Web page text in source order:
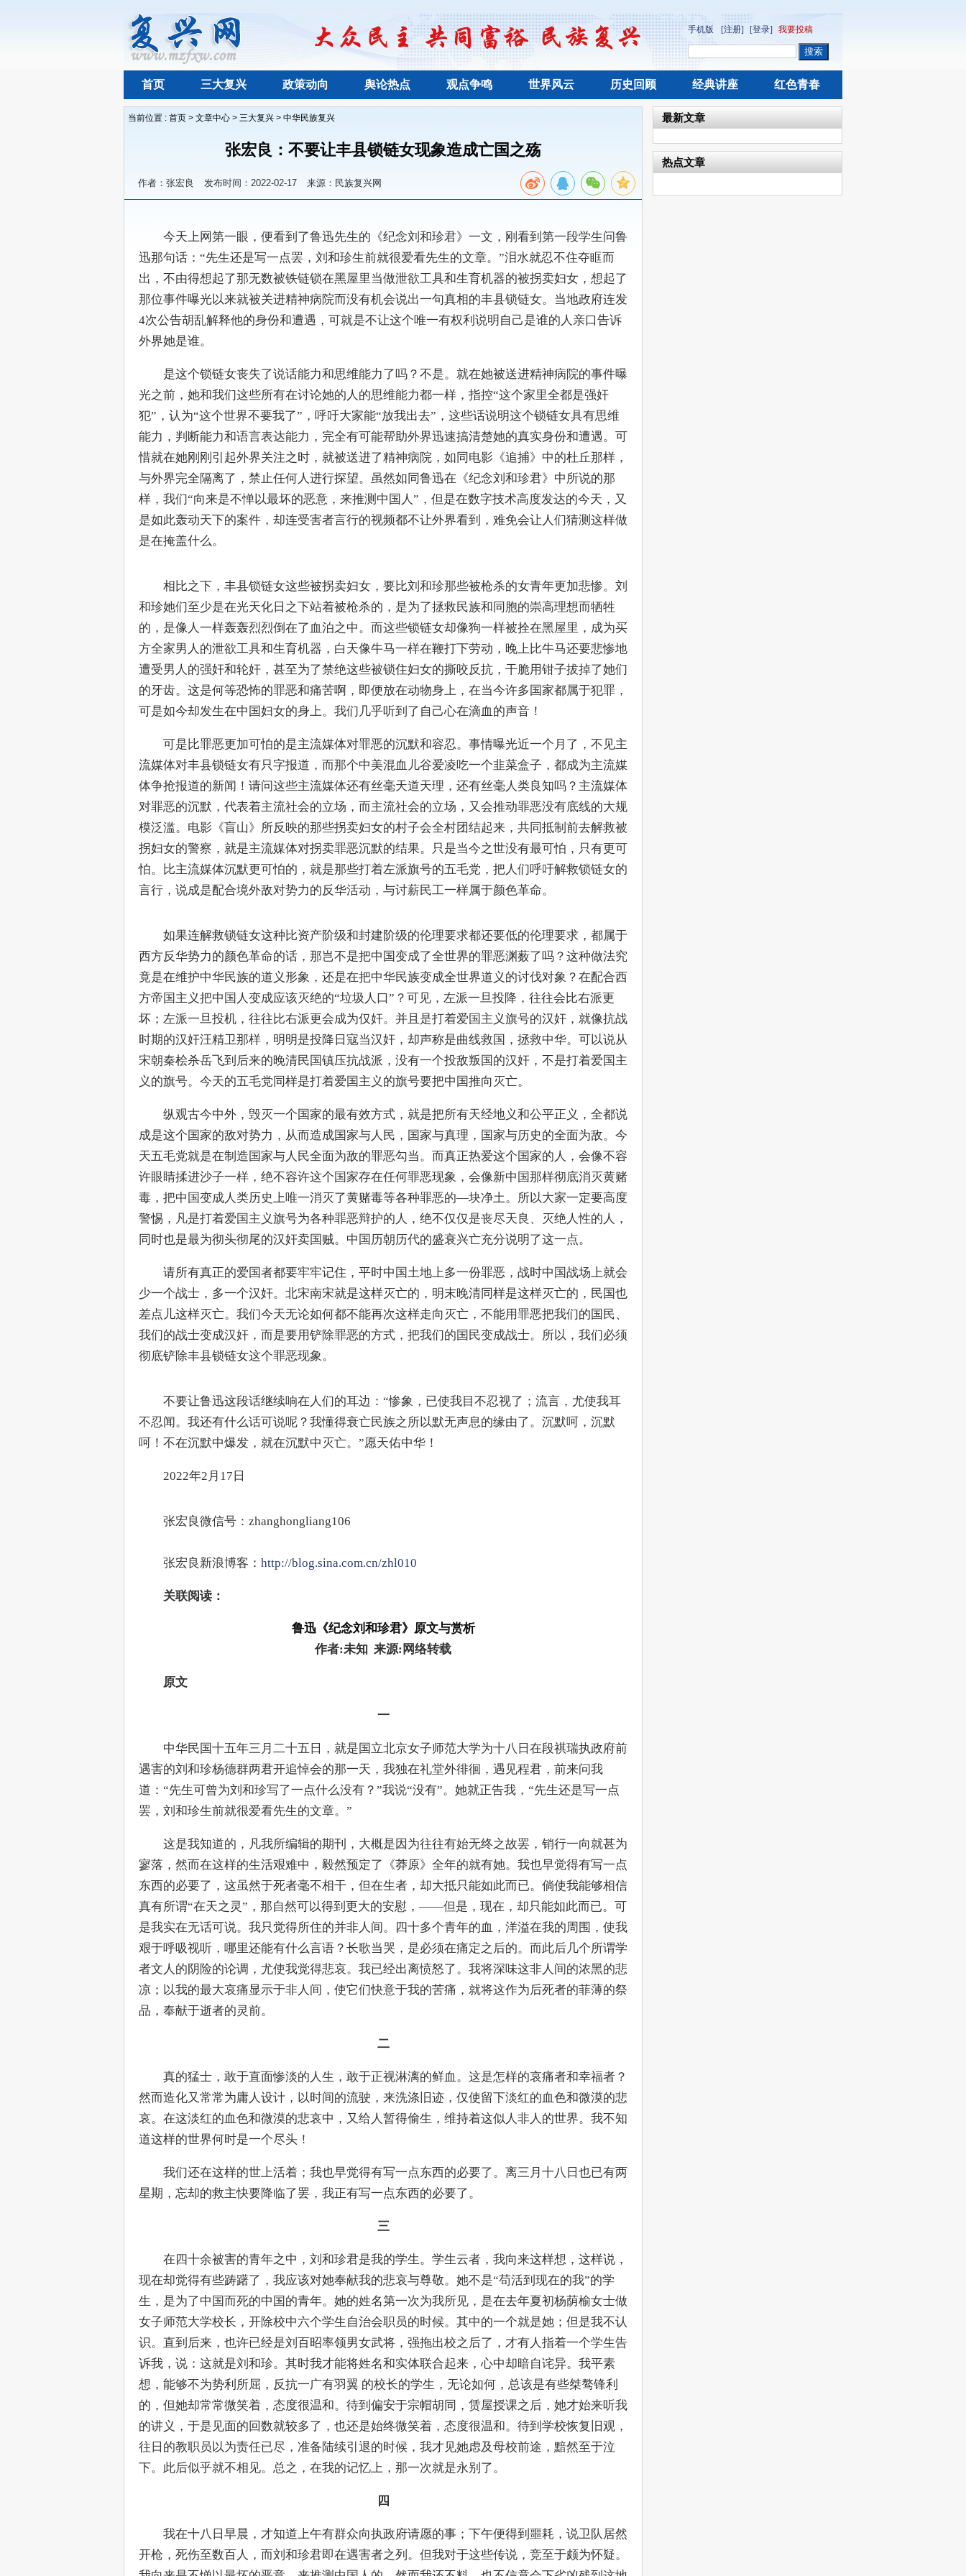
手机版 [注册] [登录] 我要投稿
首页 三大复兴 政策动向 舆论热点 观点争鸣 世界风云 历史回顾 经典讲座 红色青春
当前位置 : 首页 > 文章中心 > 三大复兴 > 中华民族复兴
张宏良：不要让丰县锁链女现象造成亡国之殇
作者：张宏良 发布时间：2022-02-17 来源：民族复兴网
今天上网第一眼，便看到了鲁迅先生的《纪念刘和珍君》一文，刚看到第一段学生问鲁
迅那句话：“先生还是写一点罢，刘和珍生前就很爱看先生的文章。”泪水就忍不住夺眶而
出，不由得想起了那无数被铁链锁在黑屋里当做泄欲工具和生育机器的被拐卖妇女，想起了
那位事件曝光以来就被关进精神病院而没有机会说出一句真相的丰县锁链女。当地政府连发
4次公告胡乱解释他的身份和遭遇，可就是不让这个唯一有权利说明自己是谁的人亲口告诉
外界她是谁。
是这个锁链女丧失了说话能力和思维能力了吗？不是。就在她被送进精神病院的事件曝
光之前，她和我们这些所有在讨论她的人的思维能力都一样，指控“这个家里全都是强奸
犯”，认为“这个世界不要我了”，呼吁大家能“放我出去”，这些话说明这个锁链女具有思维
能力，判断能力和语言表达能力，完全有可能帮助外界迅速搞清楚她的真实身份和遭遇。可
惜就在她刚刚引起外界关注之时，就被送进了精神病院，如同电影《追捕》中的杜丘那样，
与外界完全隔离了，禁止任何人进行探望。虽然如同鲁迅在《纪念刘和珍君》中所说的那
样，我们“向来是不惮以最坏的恶意，来推测中国人”，但是在数字技术高度发达的今天，又
是如此轰动天下的案件，却连受害者言行的视频都不让外界看到，难免会让人们猜测这样做
是在掩盖什么。
相比之下，丰县锁链女这些被拐卖妇女，要比刘和珍那些被枪杀的女青年更加悲惨。刘
和珍她们至少是在光天化日之下站着被枪杀的，是为了拯救民族和同胞的崇高理想而牺牲
的，是像人一样轰轰烈烈倒在了血泊之中。而这些锁链女却像狗一样被拴在黑屋里，成为买
方全家男人的泄欲工具和生育机器，白天像牛马一样在鞭打下劳动，晚上比牛马还要悲惨地
遭受男人的强奸和轮奸，甚至为了禁绝这些被锁住妇女的撕咬反抗，干脆用钳子拔掉了她们
的牙齿。这是何等恐怖的罪恶和痛苦啊，即便放在动物身上，在当今许多国家都属于犯罪，
可是如今却发生在中国妇女的身上。我们几乎听到了自己心在滴血的声音！
可是比罪恶更加可怕的是主流媒体对罪恶的沉默和容忍。事情曝光近一个月了，不见主
流媒体对丰县锁链女有只字报道，而那个中美混血儿谷爱凌吃一个韭菜盒子，都成为主流媒
体争抢报道的新闻！请问这些主流媒体还有丝毫天道天理，还有丝毫人类良知吗？主流媒体
对罪恶的沉默，代表着主流社会的立场，而主流社会的立场，又会推动罪恶没有底线的大规
模泛滥。电影《盲山》所反映的那些拐卖妇女的村子会全村团结起来，共同抵制前去解救被
拐妇女的警察，就是主流媒体对拐卖罪恶沉默的结果。只是当今之世没有最可怕，只有更可
怕。比主流媒体沉默更可怕的，就是那些打着左派旗号的五毛党，把人们呼吁解救锁链女的
言行，说成是配合境外敌对势力的反华活动，与讨薪民工一样属于颜色革命。
如果连解救锁链女这种比资产阶级和封建阶级的伦理要求都还要低的伦理要求，都属于
西方反华势力的颜色革命的话，那岂不是把中国变成了全世界的罪恶渊薮了吗？这种做法究
竟是在维护中华民族的道义形象，还是在把中华民族变成全世界道义的讨伐对象？在配合西
方帝国主义把中国人变成应该灭绝的“垃圾人口”？可见，左派一旦投降，往往会比右派更
坏；左派一旦投机，往往比右派更会成为仅奸。并且是打着爱国主义旗号的汉奸，就像抗战
时期的汉奸汪精卫那样，明明是投降日寇当汉奸，却声称是曲线救国，拯救中华。可以说从
宋朝秦桧杀岳飞到后来的晚清民国镇压抗战派，没有一个投敌叛国的汉奸，不是打着爱国主
义的旗号。今天的五毛党同样是打着爱国主义的旗号要把中国推向灭亡。
纵观古今中外，毁灭一个国家的最有效方式，就是把所有天经地义和公平正义，全都说
成是这个国家的敌对势力，从而造成国家与人民，国家与真理，国家与历史的全面为敌。今
天五毛党就是在制造国家与人民全面为敌的罪恶勾当。而真正热爱这个国家的人，会像不容
许眼睛揉进沙子一样，绝不容许这个国家存在任何罪恶现象，会像新中国那样彻底消灭黄赌
毒，把中国变成人类历史上唯一消灭了黄赌毒等各种罪恶的—块净土。所以大家一定要高度
警惕，凡是打着爱国主义旗号为各种罪恶辩护的人，绝不仅仅是丧尽天良、灭绝人性的人，
同时也是最为彻头彻尾的汉奸卖国贼。中国历朝历代的盛衰兴亡充分说明了这一点。
请所有真正的爱国者都要牢牢记住，平时中国土地上多一份罪恶，战时中国战场上就会
少一个战士，多一个汉奸。北宋南宋就是这样灭亡的，明末晚清同样是这样灭亡的，民国也
差点儿这样灭亡。我们今天无论如何都不能再次这样走向灭亡，不能用罪恶把我们的国民、
我们的战士变成汉奸，而是要用铲除罪恶的方式，把我们的国民变成战士。所以，我们必须
彻底铲除丰县锁链女这个罪恶现象。
不要让鲁迅这段话继续响在人们的耳边：“惨象，已使我目不忍视了；流言，尤使我耳
不忍闻。我还有什么话可说呢？我懂得衰亡民族之所以默无声息的缘由了。沉默呵，沉默
呵！不在沉默中爆发，就在沉默中灭亡。”愿天佑中华！
2022年2月17日
张宏良微信号：zhanghongliang106
张宏良新浪博客： http://blog.sina.com.cn/zhl010
关联阅读：
鲁迅《纪念刘和珍君》原文与赏析
作者:未知  来源:网络转载
原文
一
中华民国十五年三月二十五日，就是国立北京女子师范大学为十八日在段祺瑞执政府前
遇害的刘和珍杨德群两君开追悼会的那一天，我独在礼堂外徘徊，遇见程君，前来问我
道：“先生可曾为刘和珍写了一点什么没有？”我说“没有”。她就正告我，“先生还是写一点
罢，刘和珍生前就很爱看先生的文章。”
这是我知道的，凡我所编辑的期刊，大概是因为往往有始无终之故罢，销行一向就甚为
寥落，然而在这样的生活艰难中，毅然预定了《莽原》全年的就有她。我也早觉得有写一点
东西的必要了，这虽然于死者毫不相干，但在生者，却大抵只能如此而已。倘使我能够相信
真有所谓“在天之灵”，那自然可以得到更大的安慰，——但是，现在，却只能如此而已。可
是我实在无话可说。我只觉得所住的并非人间。四十多个青年的血，洋溢在我的周围，使我
艰于呼吸视听，哪里还能有什么言语？长歌当哭，是必须在痛定之后的。而此后几个所谓学
者文人的阴险的论调，尤使我觉得悲哀。我已经出离愤怒了。我将深味这非人间的浓黑的悲
凉；以我的最大哀痛显示于非人间，使它们快意于我的苦痛，就将这作为后死者的菲薄的祭
品，奉献于逝者的灵前。
二
真的猛士，敢于直面惨淡的人生，敢于正视淋漓的鲜血。这是怎样的哀痛者和幸福者？
然而造化又常常为庸人设计，以时间的流驶，来洗涤旧迹，仅使留下淡红的血色和微漠的悲
哀。在这淡红的血色和微漠的悲哀中，又给人暂得偷生，维持着这似人非人的世界。我不知
道这样的世界何时是一个尽头！
我们还在这样的世上活着；我也早觉得有写一点东西的必要了。离三月十八日也已有两
星期，忘却的救主快要降临了罢，我正有写一点东西的必要了。
三
在四十余被害的青年之中，刘和珍君是我的学生。学生云者，我向来这样想，这样说，
现在却觉得有些踌躇了，我应该对她奉献我的悲哀与尊敬。她不是“苟活到现在的我”的学
生，是为了中国而死的中国的青年。她的姓名第一次为我所见，是在去年夏初杨荫榆女士做
女子师范大学校长，开除校中六个学生自治会职员的时候。其中的一个就是她；但是我不认
识。直到后来，也许已经是刘百昭率领男女武将，强拖出校之后了，才有人指着一个学生告
诉我，说：这就是刘和珍。其时我才能将姓名和实体联合起来，心中却暗自诧异。我平素
想，能够不为势利所屈，反抗一广有羽翼 的校长的学生，无论如何，总该是有些桀骜锋利
的，但她却常常微笑着，态度很温和。待到偏安于宗帽胡同，赁屋授课之后，她才始来听我
的讲义，于是见面的回数就较多了，也还是始终微笑着，态度很温和。待到学校恢复旧观，
往日的教职员以为责任已尽，准备陆续引退的时候，我才见她虑及母校前途，黯然至于泣
下。此后似乎就不相见。总之，在我的记忆上，那一次就是永别了。
四
我在十八日早晨，才知道上午有群众向执政府请愿的事；下午便得到噩耗，说卫队居然
开枪，死伤至数百人，而刘和珍君即在遇害者之列。但我对于这些传说，竞至于颇为怀疑。
最新文章
热点文章